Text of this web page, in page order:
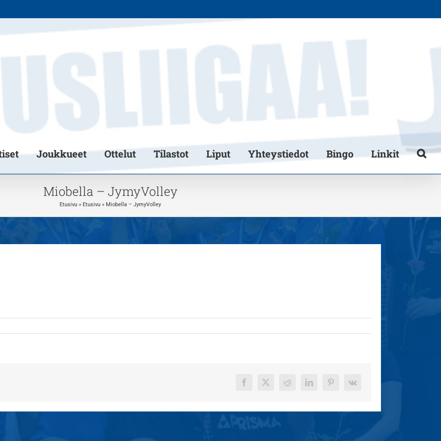
Joukkueet Ottelut Tilastot Liput Yhteystiedot Bingo Linkit
Miobella – JymyVolley
Etusivu » Etusivu » Miobella – JymyVolley
Facebook
X Reddit LinkedInPinterest
Vk